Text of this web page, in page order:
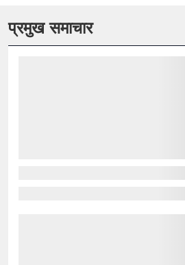
प्रमुख समाचार